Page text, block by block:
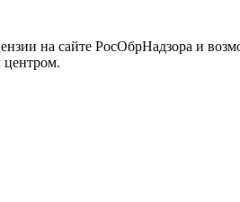
на сайте РосОбрНадзора и
центром.